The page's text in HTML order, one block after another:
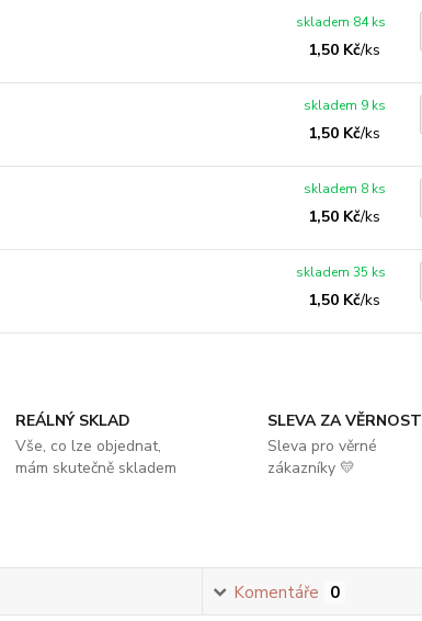
1,50 Kč/ks
skladem 84 ks
1,50 Kč/ks
skladem 9 ks
1,50 Kč/ks
skladem 8 ks
1,50 Kč/ks
skladem 35 ks
REÁLNÝ SKLAD
Vše, co lze objednat,
mám skutečně skladem
SLEVA ZA VĚRNOST
Sleva pro věrné
zákazníky 💛
Komentáře 0